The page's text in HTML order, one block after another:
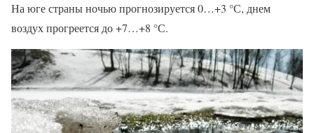
На юге страны ночью прогнозируется 0…+3 °С, днем
воздух прогреется до +7…+8 °С.